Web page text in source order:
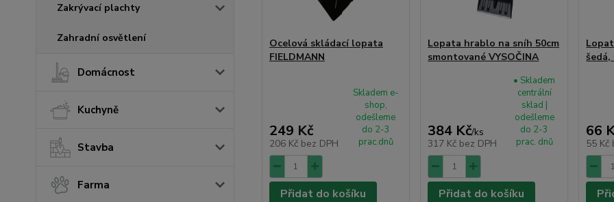
Zakrývací plachty
Zahradní osvětlení
Domácnost
Kuchyně
Stavba
Farma
Ocelová skládací lopata
FIELDMANN
249 Kč
206 Kč bez DPH
Skladem e-
shop,
odešleme
do 2-3
prac.dnů
Přidat do košíku
Lopata hrablo na sníh 50cm
smontované VYSOČINA
384 Kč/ks
317 Kč bez DPH
• Skladem
centrální
sklad |
odešleme
do 2-3
prac. dnů
Přidat do košíku
šedá,
66
55 Kč